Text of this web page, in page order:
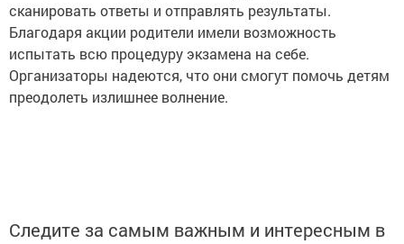
сканировать ответы и отправлять результаты.
Благодаря акции родители имели возможность
испытать всю процедуру экзамена на себе.
Организаторы надеются, что они смогут помочь детям
преодолеть излишнее волнение.
Следите за самым важным и интересным в